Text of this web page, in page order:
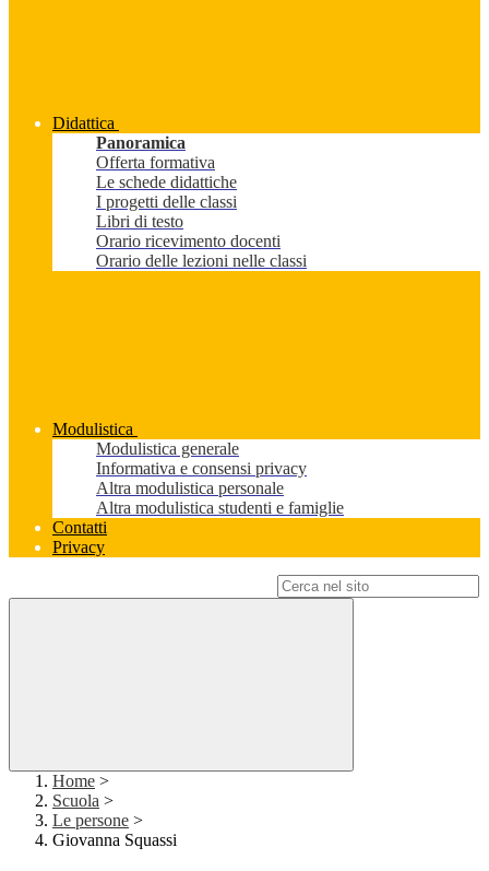
Didattica
Panoramica
Offerta formativa
Le schede didattiche
I progetti delle classi
Libri di testo
Orario ricevimento docenti
Orario delle lezioni nelle classi
Modulistica
Modulistica generale
Informativa e consensi privacy
Altra modulistica personale
Altra modulistica studenti e famiglie
Contatti
Privacy
Home >
Scuola >
Le persone >
Giovanna Squassi